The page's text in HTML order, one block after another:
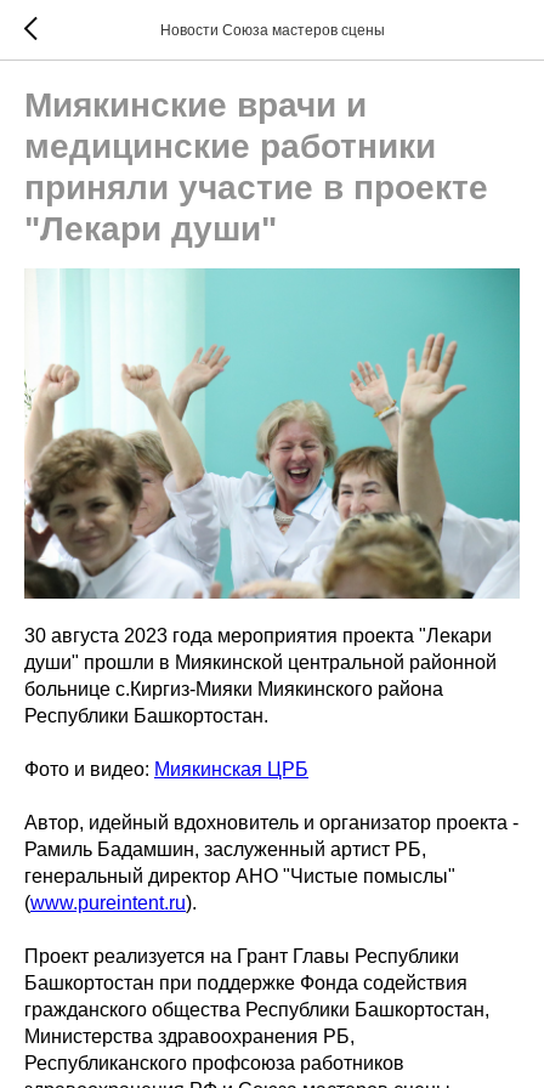
Новости Союза мастеров сцены
Миякинские врачи и
медицинские работники
приняли участие в проекте
"Лекари души"
30 августа 2023 года мероприятия проекта "Лекари
души" прошли в Миякинской центральной районной
больнице с.Киргиз-Мияки Миякинского района
Республики Башкортостан.
Фото и видео: Миякинская ЦРБ
Автор, идейный вдохновитель и организатор проекта -
Рамиль Бадамшин, заслуженный артист РБ,
генеральный директор АНО "Чистые помыслы"
(www.pureintent.ru).
Проект реализуется на Грант Главы Республики
Башкортостан при поддержке Фонда содействия
гражданского общества Республики Башкортостан,
Министерства здравоохранения РБ,
Республиканского профсоюза работников